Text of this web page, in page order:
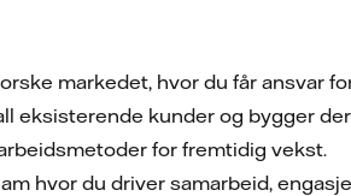
markedet, hvor du får ansvar
kunder og bygger
for fremtidig vekst.
hvor du driver samarbeid,